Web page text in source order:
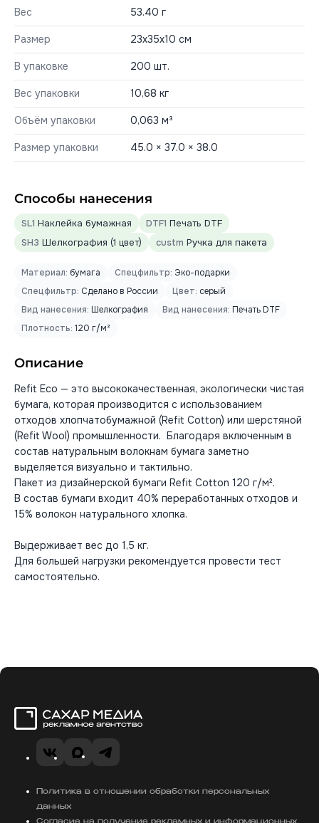
Вес 53.40 г
Размер 23х35х10 см
В упаковке 200 шт.
Вес упаковки 10,68 кг
Объём упаковки 0,063 м³
Размер упаковки 45.0 × 37.0 × 38.0
Способы нанесения
SL1 Наклейка бумажная DTF1 Печать DTF
SH3 Шелкография (1 цвет) custm Ручка для пакета
Материал: бумага Спецфильтр: Эко-подарки
Спецфильтр: Сделано в России Цвет: серый
Вид нанесения: Шелкография Вид нанесения: Печать DTF
Плотность: 120 г/м²
Описание
Refit Eco — это высококачественная, экологически чистая
бумага, которая производится с использованием
отходов хлопчатобумажной (Refit Cotton) или шерстяной
(Refit Wool) промышленности. Благодаря включенным в
состав натуральным волокнам бумага заметно
выделяется визуально и тактильно.
Пакет из дизайнерской бумаги Refit Cotton 120 г/м².
В состав бумаги входит 40% переработанных отходов и
15% волокон натурального хлопка.
Выдерживает вес до 1,5 кг.
Для большей нагрузки рекомендуется провести тест
самостоятельно.
VK MAXTelegram
Политика в отношении обработки персональных
данных
Согласие на получение рекламных и информационных